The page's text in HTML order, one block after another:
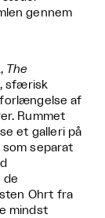
gennem
The
sfærisk
forlængelse af
Rummet
et galleri på
separat
de
Ohrt fra
mindst